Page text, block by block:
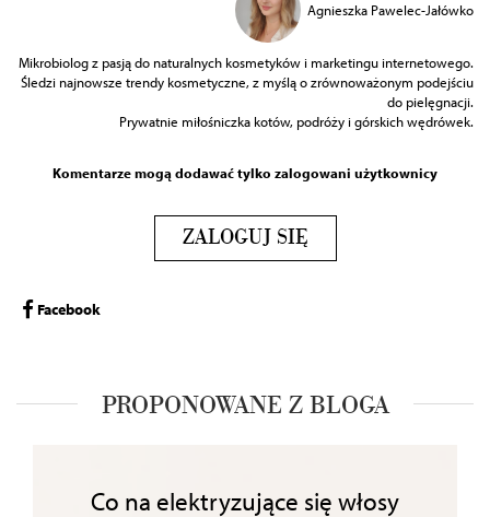
Agnieszka Pawelec-Jałówko
Mikrobiolog z pasją do naturalnych kosmetyków i marketingu internetowego.
Śledzi najnowsze trendy kosmetyczne, z myślą o zrównoważonym podejściu
do pielęgnacji.
Prywatnie miłośniczka kotów, podróży i górskich wędrówek.
Komentarze mogą dodawać tylko zalogowani użytkownicy
ZALOGUJ SIĘ
Facebook
PROPONOWANE Z BLOGA
Co na elektryzujące się włosy